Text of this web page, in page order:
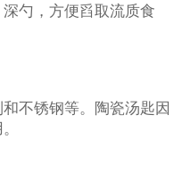
勺，方便舀取流质食
不锈钢等。陶瓷汤匙因